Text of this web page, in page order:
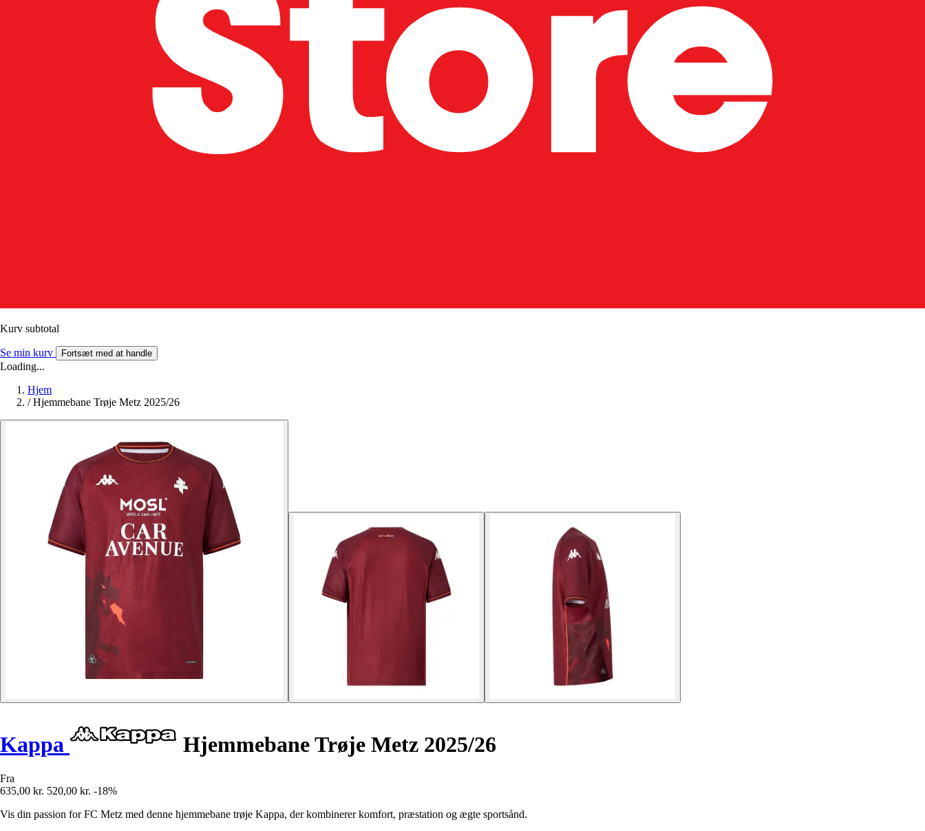
Kurv subtotal
Se min kurv Fortsæt med at handle
Loading...
Hjem
/ Hjemmebane Trøje Metz 2025/26
Kappa Hjemmebane Trøje Metz 2025/26
Fra
635,00 kr. 520,00 kr. -18%
Vis din passion for FC Metz med denne hjemmebane trøje Kappa, der kombinerer komfort, præstation og ægte sportsånd.